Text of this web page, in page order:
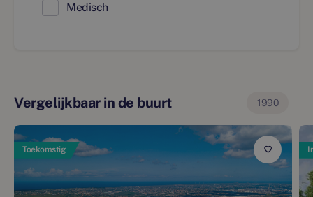
Medisch
Vergelijkbaar in de buurt 1990
Toekomstig